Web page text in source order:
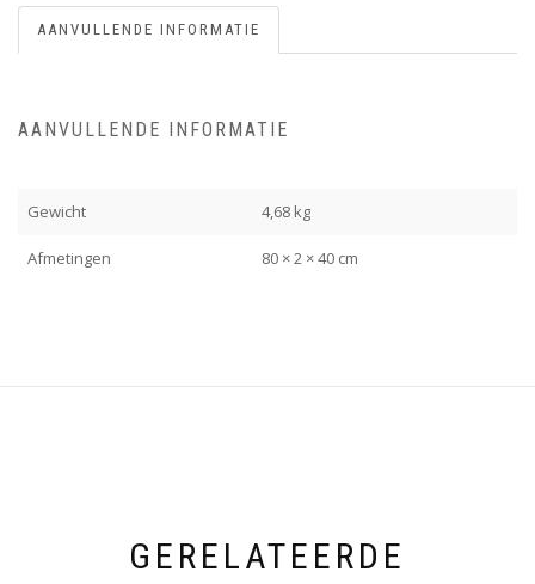
AANVULLENDE INFORMATIE
AANVULLENDE INFORMATIE
Gewicht 4,68 kg
Afmetingen 80 × 2 × 40 cm
GERELATEERDE